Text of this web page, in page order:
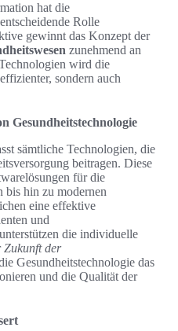
hat die
Rolle
gewinnt das Konzept der
zunehmend an
wird die
sondern auch
Gesundheitstechnologie
sämtliche Technologien, die
beitragen. Diese
für die
bis hin zu modernen
eine effektive
und
die individuelle
Zukunft der
Gesundheitstechnologie das
und die Qualität der